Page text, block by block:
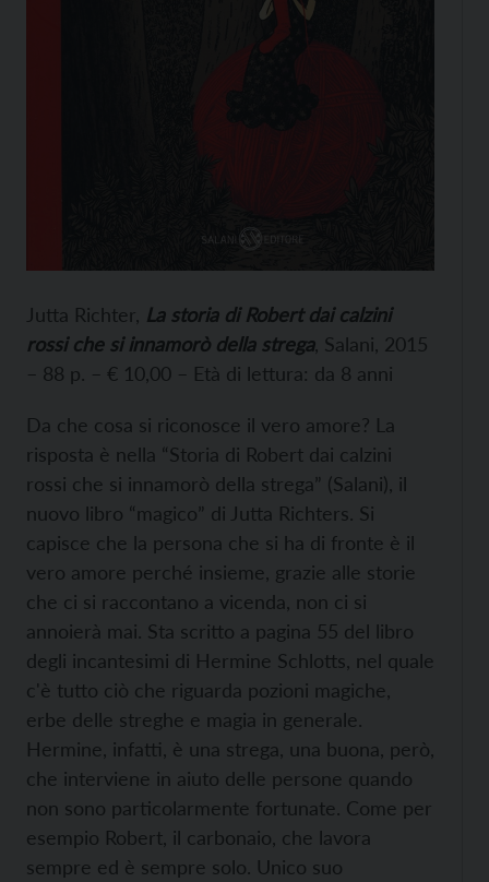
Jutta Richter, La storia di Robert dai calzini
rossi che si innamorò della strega, Salani, 2015
– 88 p. – € 10,00 – Età di lettura: da 8 anni
Da che cosa si riconosce il vero amore? La
risposta è nella “Storia di Robert dai calzini
rossi che si innamorò della strega” (Salani), il
nuovo libro “magico” di Jutta Richters. Si
capisce che la persona che si ha di fronte è il
vero amore perché insieme, grazie alle storie
che ci si raccontano a vicenda, non ci si
annoierà mai. Sta scritto a pagina 55 del libro
degli incantesimi di Hermine Schlotts, nel quale
c'è tutto ciò che riguarda pozioni magiche,
erbe delle streghe e magia in generale.
Hermine, infatti, è una strega, una buona, però,
che interviene in aiuto delle persone quando
non sono particolarmente fortunate. Come per
esempio Robert, il carbonaio, che lavora
sempre ed è sempre solo. Unico suo